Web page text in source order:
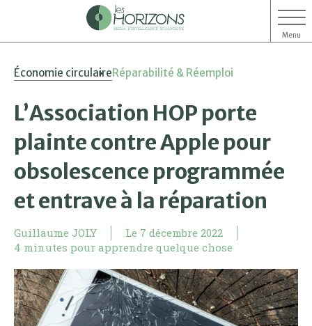
Menu
Économie circulaireRéparabilité & Réemploi
L’Association HOP porte
plainte contre Apple pour
obsolescence programmée
et entrave à la réparation
Guillaume JOLY Le 7 décembre 2022
4 minutes pour apprendre quelque chose